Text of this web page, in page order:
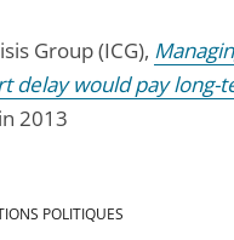
Group (ICG),
delay would pay long-
2013
POLITIQUES